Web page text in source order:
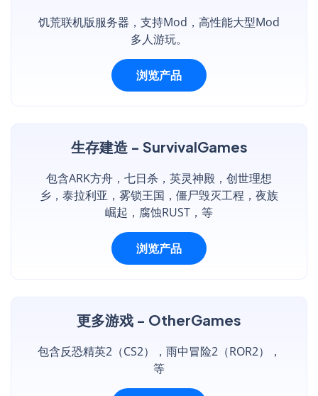
饥荒联机版服务器，支持Mod，高性能大型Mod
多人游玩。
浏览产品
生存建造 - SurvivalGames
包含ARK方舟，七日杀，英灵神殿，创世理想
乡，泰拉利亚，雾锁王国，僵尸毁灭工程，夜族
崛起，腐蚀RUST，等
浏览产品
更多游戏 - OtherGames
包含反恐精英2（CS2），雨中冒险2（ROR2），
等